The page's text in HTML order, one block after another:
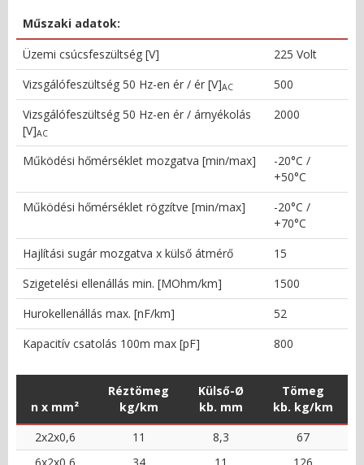
Műszaki adatok:
Üzemi csúcsfeszültség [V]
225 Volt
Vizsgálófeszültség 50 Hz-en ér / ér [V]AC
500
Vizsgálófeszültség 50 Hz-en ér / árnyékolás
[V]AC
2000
Működési hőmérséklet mozgatva [min/max]
-20°C /
+50°C
Működési hőmérséklet rögzítve [min/max]
-20°C /
+70°C
Hajlítási sugár mozgatva x külső átmérő
15
Szigetelési ellenállás min. [MOhm/km]
1500
Hurokellenállás max. [nF/km]
52
Kapacitív csatolás 100m max [pF]
800
n x mm²
Réztömeg
kg/km
Külső-Ø
kb. mm
Tömeg
kb. kg/km
2x2x0,6
11 8,3
67